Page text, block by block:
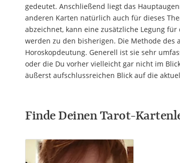
gedeutet. Anschließend liegt das
anderen Karten natürlich auch für dieses
abzeichnet, kann eine zusätzliche Legung
werden zu den bisherigen. Die Methode
Horoskopdeutung. Generell ist sie sehr
oder die Du vorher vielleicht gar nicht im
äußerst aufschlussreichen Blick auf die
Finde Deinen Tarot-